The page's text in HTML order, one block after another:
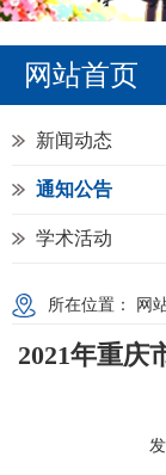
网站首页
新闻动态
通知公告
学术活动
所在位置： 网
2021年重庆